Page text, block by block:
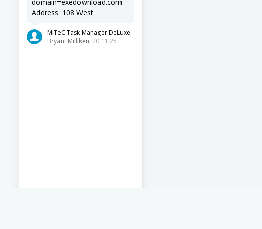
Address: 108 West
MiTeC Task Manager DeLuxe
Bryant Milliken, 20.11.25